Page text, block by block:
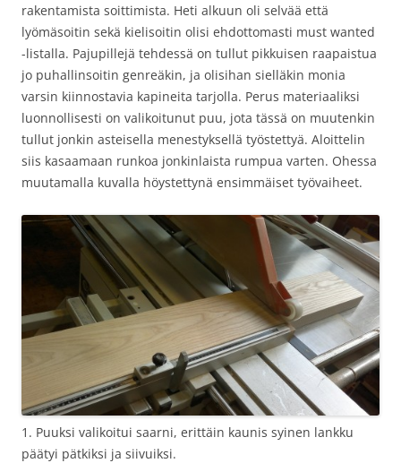
rakentamista soittimista. Heti alkuun oli selvää että
lyömäsoitin sekä kielisoitin olisi ehdottomasti must wanted
-listalla. Pajupillejä tehdessä on tullut pikkuisen raapaistua
jo puhallinsoitin genreäkin, ja olisihan sielläkin monia
varsin kiinnostavia kapineita tarjolla. Perus materiaaliksi
luonnollisesti on valikoitunut puu, jota tässä on muutenkin
tullut jonkin asteisella menestyksellä työstettyä. Aloittelin
siis kasaamaan runkoa jonkinlaista rumpua varten. Ohessa
muutamalla kuvalla höystettynä ensimmäiset työvaiheet.
1. Puuksi valikoitui saarni, erittäin kaunis syinen lankku
päätyi pätkiksi ja siivuiksi.